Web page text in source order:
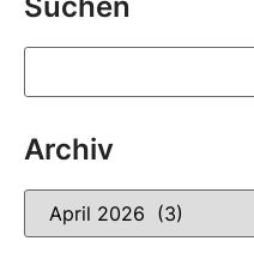
Archiv